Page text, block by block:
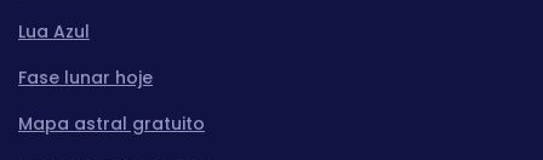
Lua Azul
Fase lunar hoje
Mapa astral gratuito